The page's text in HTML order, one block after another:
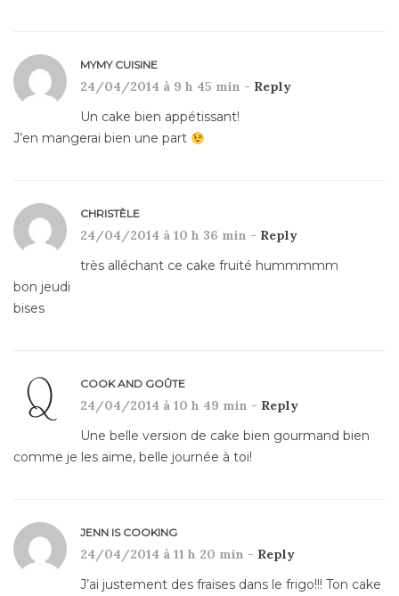
MYMY CUISINE
24/04/2014 à 9 h 45 min - Reply
Un cake bien appétissant!
J’en mangerai bien une part
CHRISTÈLE
24/04/2014 à 10 h 36 min - Reply
très alléchant ce cake fruité hummmmm
bon jeudi
bises
COOK AND GOÛTE
24/04/2014 à 10 h 49 min - Reply
Une belle version de cake bien gourmand bien
comme je les aime, belle journée à toi!
JENN IS COOKING
24/04/2014 à 11 h 20 min - Reply
J’ai justement des fraises dans le frigo!!! Ton cake